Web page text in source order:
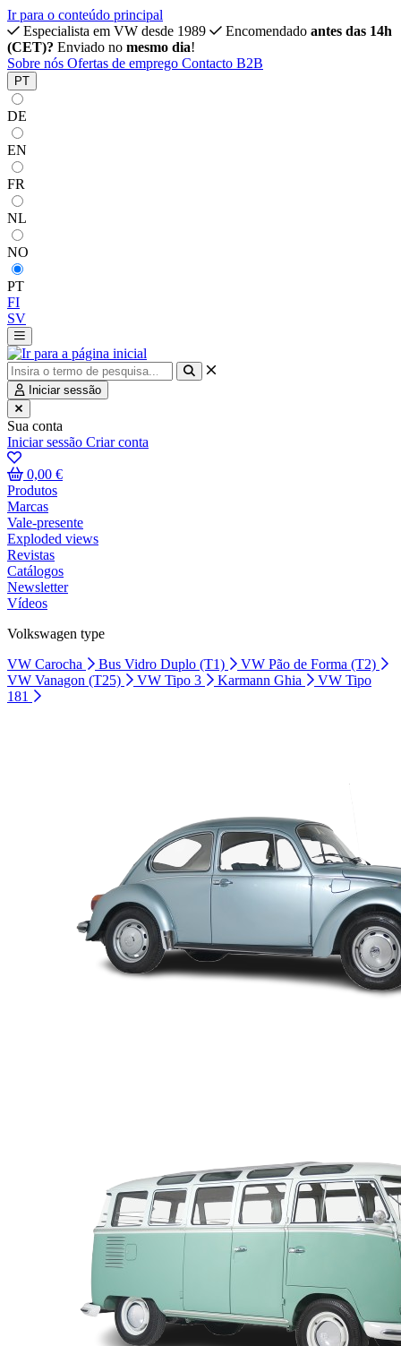
Ir para o conteúdo principal
Especialista em VW desde 1989
Encomendado antes das 14h
(CET)? Enviado no mesmo dia!
Sobre nós Ofertas de emprego Contacto B2B
PT
DE
EN
FR
NL
NO
PT
FI
SV
Iniciar sessão
Sua conta
Iniciar sessão Criar conta
0,00 €
Produtos
Marcas
Vale-presente
Exploded views
Revistas
Catálogos
Newsletter
Vídeos
Volkswagen type
VW Carocha
Bus Vidro Duplo (T1)
VW Pão de Forma (T2)
VW Vanagon (T25)
VW Tipo 3 Karmann Ghia
VW Tipo
181